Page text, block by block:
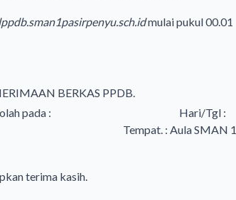
mulai pukul 00.01
BERKAS PPDB.
Komite Sekolah pada : Hari/Tgl :
s.d selesai Tempat. : Aula SMAN 1
terima kasih.